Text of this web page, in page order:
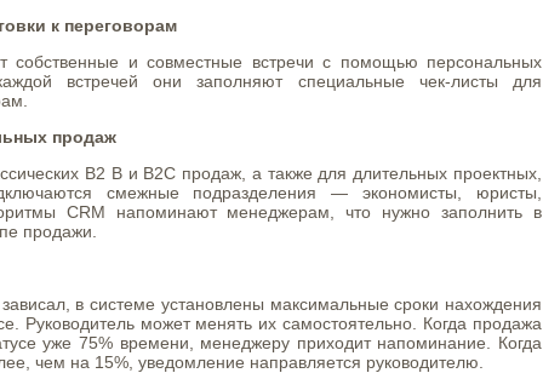
к переговорам
собственные и совместные встречи с помощью персональных
встречей они заполняют специальные чек-листы для
продаж
В2 В и В2С продаж, а также для длительных проектных,
смежные подразделения — экономисты, юристы,
CRM напоминают менеджерам, что нужно заполнить в
продажи.
в системе установлены максимальные сроки нахождения
Руководитель может менять их самостоятельно. Когда продажа
уже 75% времени, менеджеру приходит напоминание. Когда
чем на 15%, уведомление направляется руководителю.